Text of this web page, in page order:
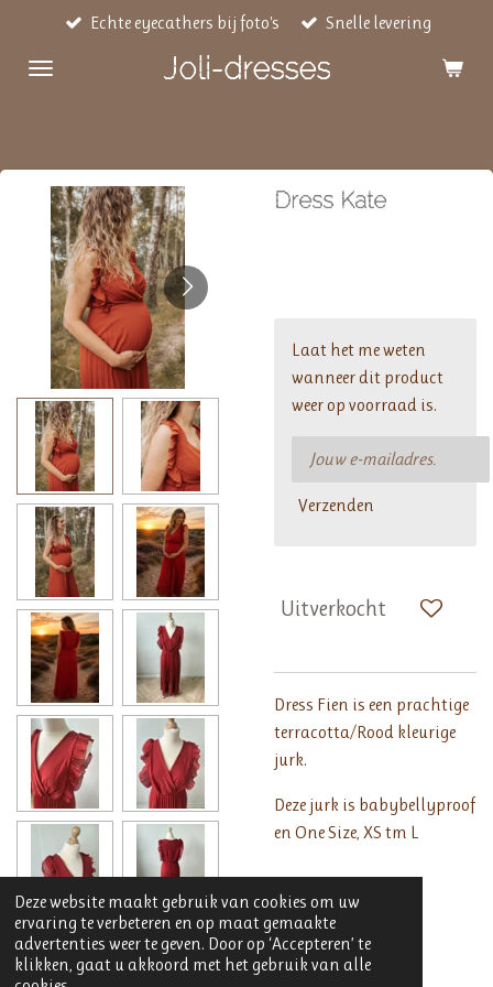
Deze website maakt gebruik van cookies om uw
ervaring te verbeteren en op maat gemaakte
advertenties weer te geven. Door op ‘Accepteren’ te
klikken, gaat u akkoord met het gebruik van alle
naar
Joli-dresses
Echte eyecathers bij foto's Snelle levering
Dress Kate
Laat het me weten
wanneer dit product
weer op voorraad is.
Verzenden
Uitverkocht
Dress Fien is een prachtige
terracotta/Rood kleurige
jurk.
Deze jurk is babybellyproof
en One Size, XS tm L